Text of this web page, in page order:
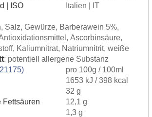
| ISO
Italien | IT
Salz, Gewürze, Barberawein 5%,
Antioxidationsmittel, Ascorbinsäure,
Kaliumnitrat, Natriumnitrit, weiße
: potentiell allergene Substanz
pro 100g / 100ml
1653 kJ / 398 kcal
32 g
Fettsäuren
12,1 g
1,3 g